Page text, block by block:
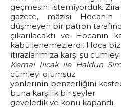
geçmesini istemiyorduk.
gazete, mâzisi
düşmeyen bir patron
çıkarılacaktı ve Hocanın
kabullenemezlerdi. Hoca
itirazlarımıza karşı şu
Kemal Ilıcak ile Haldun
cümleyi olumsuz
yönlerinin benzerliğini
buna karşılık bir şeyler
geveledik ve konu kapandı.